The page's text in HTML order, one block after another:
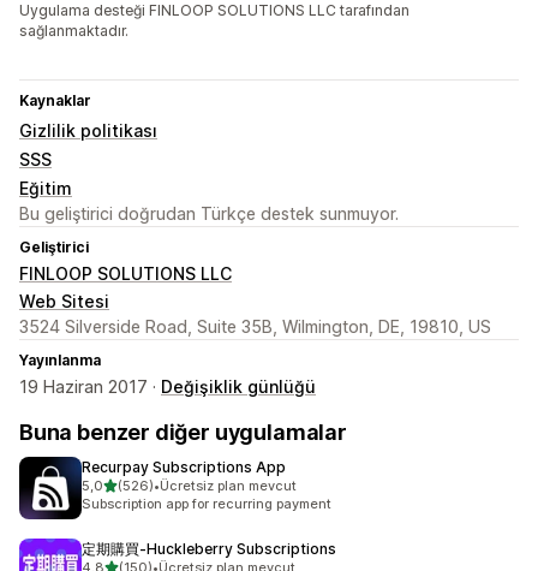
Uygulama desteği FINLOOP SOLUTIONS LLC tarafından
sağlanmaktadır.
Kaynaklar
Gizlilik politikası
SSS
Eğitim
Bu geliştirici doğrudan Türkçe destek sunmuyor.
Geliştirici
FINLOOP SOLUTIONS LLC
Web Sitesi
3524 Silverside Road, Suite 35B, Wilmington, DE, 19810, US
Yayınlanma
19 Haziran 2017 · Değişiklik günlüğü
Buna benzer diğer uygulamalar
Recurpay Subscriptions App
5,05 yıldız üzerinden
(526)
toplam 526 değerlendirme
•Ücretsiz plan mevcut
Subscription app for recurring payment
定期購買‑Huckleberry Subscriptions
5 yıldız üzerinden